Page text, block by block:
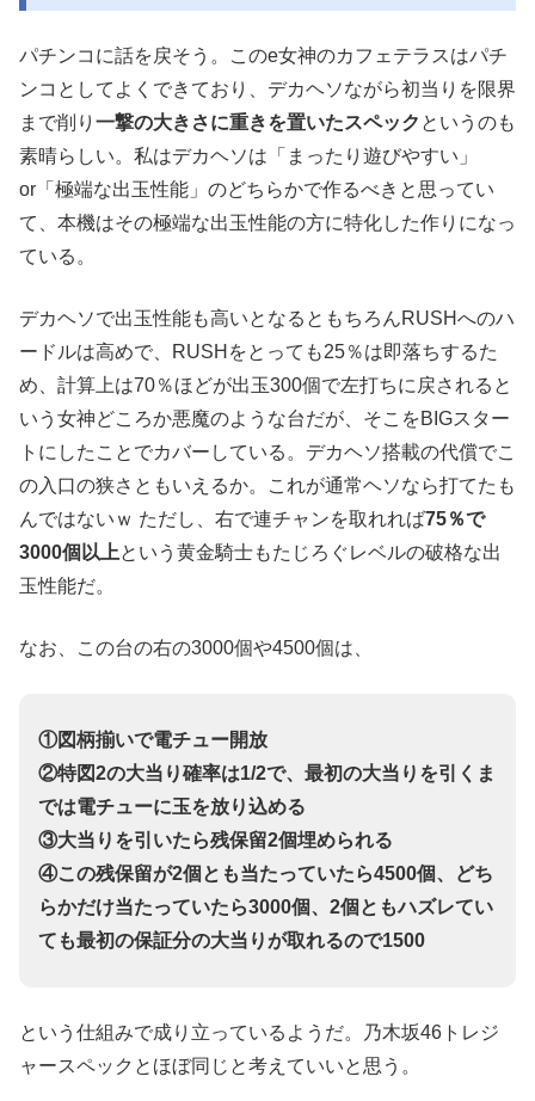
パチンコに話を戻そう。このe女神のカフェテラスはパチ
ンコとしてよくできており、デカヘソながら初当りを限界
まで削り 一撃の大きさに重きを置いたスペック というのも
素晴らしい。私はデカヘソは「まったり遊びやすい」
or「極端な出玉性能」のどちらかで作るべきと思ってい
て、本機はその極端な出玉性能の方に特化した作りになっ
ている。
デカヘソで出玉性能も高いとなるともちろんRUSHへのハ
ードルは高めで、RUSHをとっても25％は即落ちするた
め、計算上は70％ほどが出玉300個で左打ちに戻されると
いう女神どころか悪魔のような台だが、そこをBIGスター
トにしたことでカバーしている。デカヘソ搭載の代償でこ
の入口の狭さともいえるか。これが通常ヘソなら打てたも
んではないｗ ただし、右で連チャンを取れれば75％で
3000個以上という黄金騎士もたじろぐレベルの破格な出
玉性能だ。
なお、この台の右の3000個や4500個は、
①図柄揃いで電チュー開放
②特図2の大当り確率は1/2で、最初の大当りを引くま
では電チューに玉を放り込める
③大当りを引いたら残保留2個埋められる
④この残保留が2個とも当たっていたら4500個、どち
らかだけ当たっていたら3000個、2個ともハズレてい
ても最初の保証分の大当りが取れるので1500
という仕組みで成り立っているようだ。乃木坂46トレジ
ャースペックとほぼ同じと考えていいと思う。